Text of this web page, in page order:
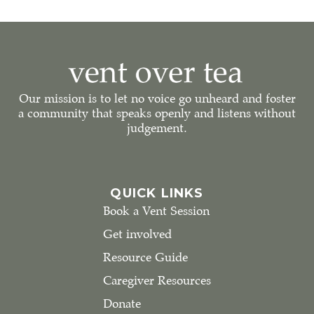
Our mission is to let no voice go unheard and foster
a community that speaks openly and listens without
judgement.
QUICK LINKS
Book a Vent Session
Get involved
Resource Guide
Caregiver Resources
Donate